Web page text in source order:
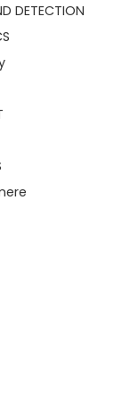
DETECTION